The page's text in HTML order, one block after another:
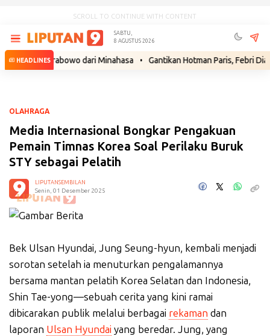
SCROLL TO CONTINUE WITH CONTENT
SABTU,
8 AGUSTUS 2026
HEADLINES
Prabowo dari Minahasa • Gantikan Hotman Paris, Febri Diansyah
OLAHRAGA
Media Internasional Bongkar Pengakuan
Pemain Timnas Korea Soal Perilaku Buruk
STY sebagai Pelatih
LIPUTANSEMBILAN
Senin, 01 Desember 2025
Bek Ulsan Hyundai, Jung Seung-hyun, kembali menjadi
sorotan setelah ia menuturkan pengalamannya
bersama mantan pelatih Korea Selatan dan Indonesia,
Shin Tae-yong—sebuah cerita yang kini ramai
dibicarakan publik melalui berbagai rekaman dan
laporan Ulsan Hyundai yang beredar. Jung, yang